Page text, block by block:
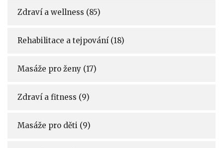
Zdraví a wellness (85)
Rehabilitace a tejpování (18)
Masáže pro ženy (17)
Zdraví a fitness (9)
Masáže pro děti (9)